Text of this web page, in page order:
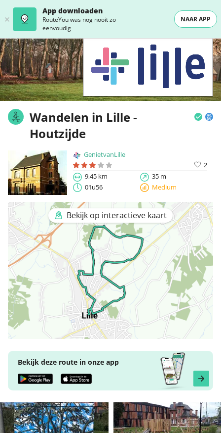
App downloaden
RouteYou was nog nooit zo
eenvoudig
NAAR APP
Wandelen in Lille -
Houtzijde
GenietvanLille
2
9,45 km
35 m
01u56
Medium
Bekijk op interactieve kaart
Bekijk deze route in onze app